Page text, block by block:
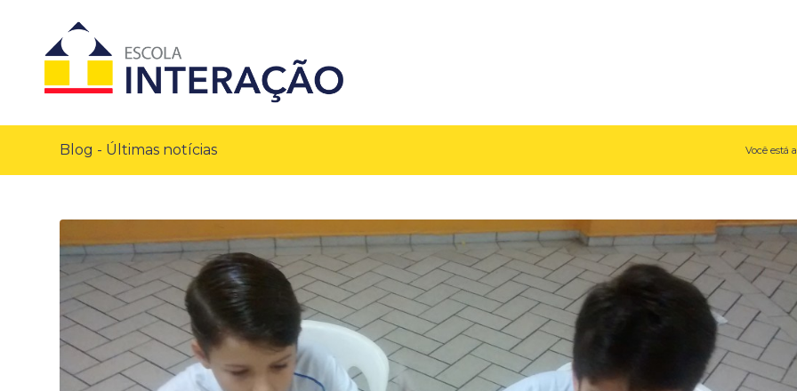
Blog - Últimas notícias Você está